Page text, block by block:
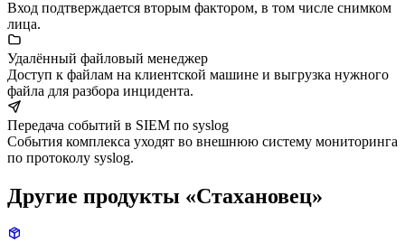
Вход подтверждается вторым фактором, в том числе снимком
лица.
Удалённый файловый менеджер
Доступ к файлам на клиентской машине и выгрузка нужного
файла для разбора инцидента.
Передача событий в SIEM по syslog
События комплекса уходят во внешнюю систему мониторинга
по протоколу syslog.
Другие продукты «Стахановец»